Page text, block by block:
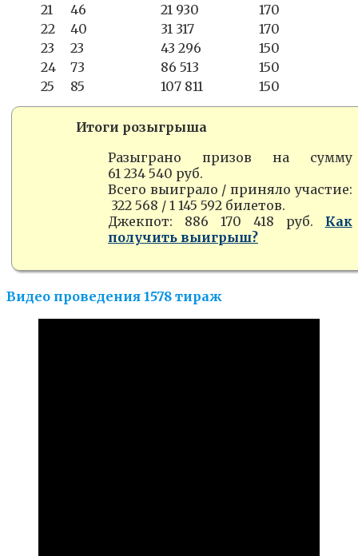
21
46 21 930
170
22
40 31 317
170
23
23 43 296
150
24
73 86 513
150
25
85 107 811 150
Итоги розыгрыша
Разыграно призов на сумму
61 234 540 руб.
Всего выиграло / приняло участие:
322 568 / 1 145 592 билетов.
Джекпот: 886 170 418 руб. Как
получить выигрыш?
Видео проведения 1578 тираж